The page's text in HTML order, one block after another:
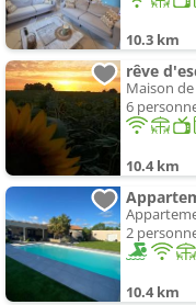
10.3 km
rêve
Maison de
6
10.4 km
2
10.4 km